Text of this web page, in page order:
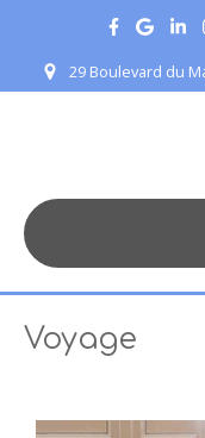
29 Boulevard du
Voyage